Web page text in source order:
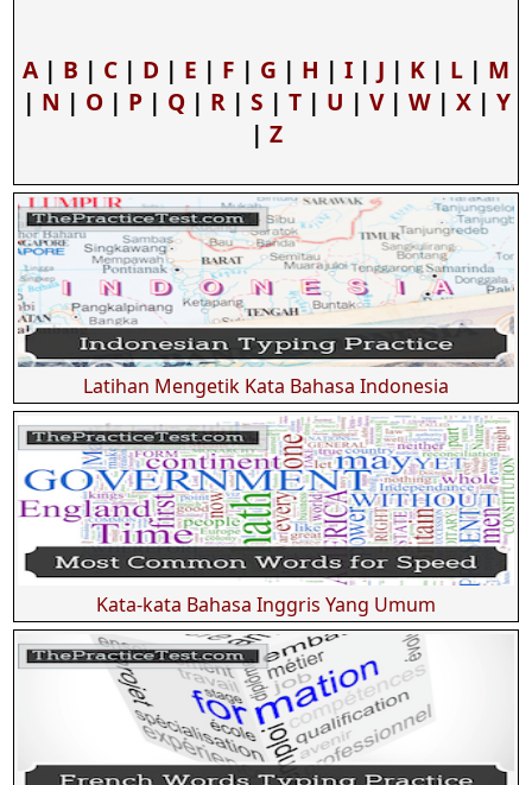
A | B | C | D | E | F | G | H | I | J | K | L | M
| N | O| P| Q| R| S | T| U | V| W| X| Y
| Z
Latihan Mengetik Kata Bahasa Indonesia
Kata-kata Bahasa Inggris Yang Umum